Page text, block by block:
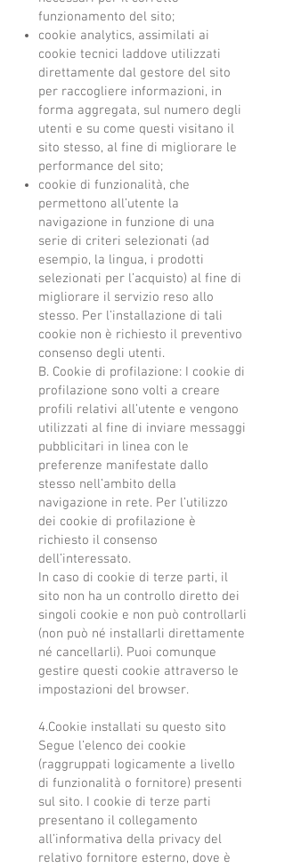
funzionamento del sito;
cookie analytics, assimilati ai
cookie tecnici laddove utilizzati
direttamente dal gestore del sito
per raccogliere informazioni, in
forma aggregata, sul numero degli
utenti e su come questi visitano il
sito stesso, al fine di migliorare le
performance del sito;
cookie di funzionalità, che
permettono all’utente la
navigazione in funzione di una
serie di criteri selezionati (ad
esempio, la lingua, i prodotti
selezionati per l’acquisto) al fine di
migliorare il servizio reso allo
stesso. Per l’installazione di tali
cookie non è richiesto il preventivo
consenso degli utenti.
B. Cookie di profilazione: I cookie di
profilazione sono volti a creare
profili relativi all’utente e vengono
utilizzati al fine di inviare messaggi
pubblicitari in linea con le
preferenze manifestate dallo
stesso nell’ambito della
navigazione in rete. Per l’utilizzo
dei cookie di profilazione è
richiesto il consenso
dell’interessato.
In caso di cookie di terze parti, il
sito non ha un controllo diretto dei
singoli cookie e non può controllarli
(non può né installarli direttamente
né cancellarli). Puoi comunque
gestire questi cookie attraverso le
impostazioni del browser.
4.Cookie installati su questo sito
Segue l’elenco dei cookie
(raggruppati logicamente a livello
di funzionalità o fornitore) presenti
sul sito. I cookie di terze parti
presentano il collegamento
all’informativa della privacy del
relativo fornitore esterno, dove è